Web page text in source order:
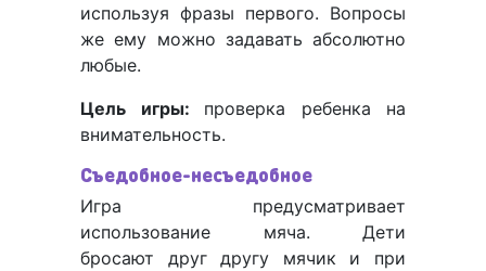
используя фразы первого. Вопросы
же ему можно задавать абсолютно
любые.
Цель игры: проверка ребенка на
внимательность.
Съедобное-несъедобное
Игра предусматривает
использование мяча. Дети
бросают друг другу мячик и при